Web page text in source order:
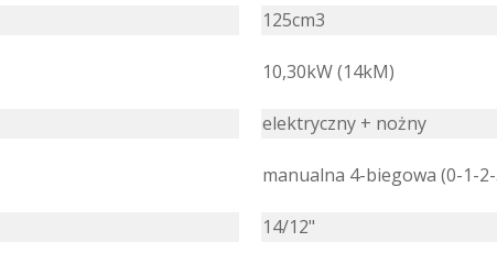
125cm3
10,30kW (14kM)
elektryczny + nożny
manualna 4-biegowa (0-1-
14/12"